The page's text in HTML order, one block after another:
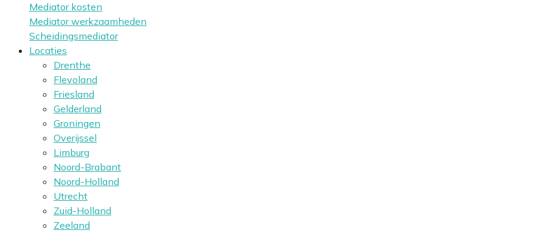
Mediator kosten
Mediator werkzaamheden
Scheidingsmediator
Locaties
Drenthe
Flevoland
Friesland
Gelderland
Groningen
Overijssel
Limburg
Noord-Brabant
Noord-Holland
Utrecht
Zuid-Holland
Zeeland